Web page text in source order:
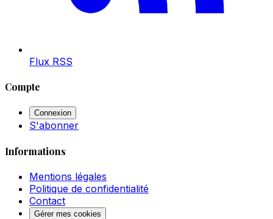
Flux RSS
Compte
Connexion
S'abonner
Informations
Mentions légales
Politique de confidentialité
Contact
Gérer mes cookies